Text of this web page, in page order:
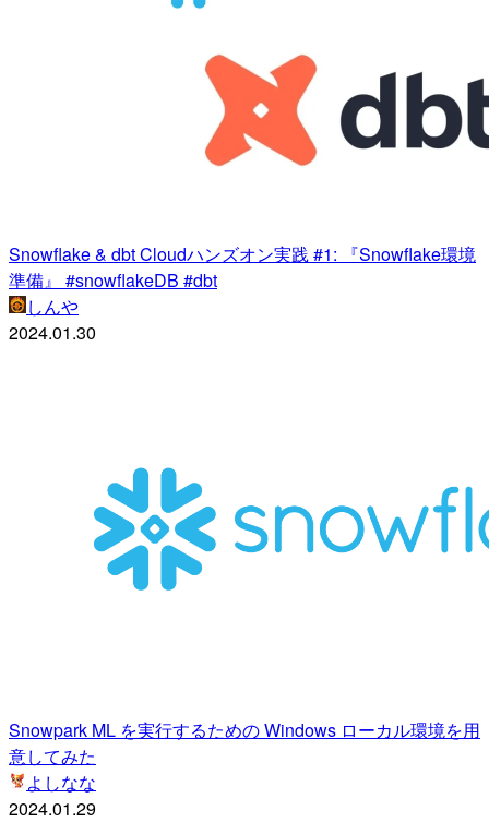
Snowflake & dbt Cloudハンズオン実践 #1: 『Snowflake環境
準備』 #snowflakeDB #dbt
しんや
2024.01.30
Snowpark ML を実行するための Windows ローカル環境を用
意してみた
よしなな
2024.01.29